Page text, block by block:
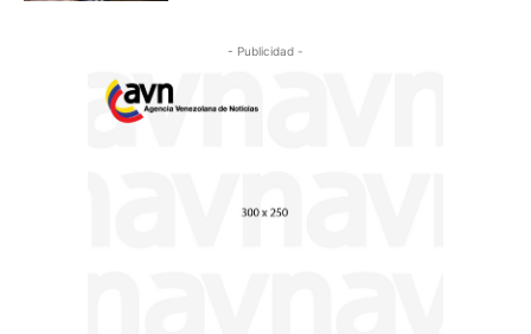
- Publicidad -